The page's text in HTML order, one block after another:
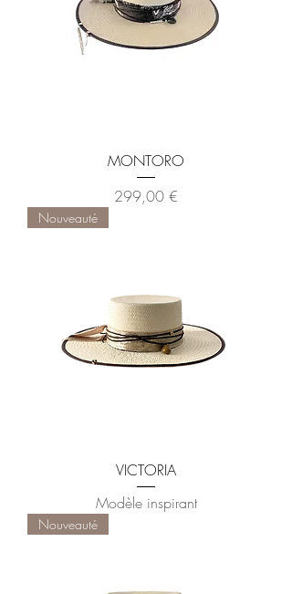
MONTORO
Prix
299,00 €
Nouveauté
VICTORIA
Modèle inspirant
Nouveauté